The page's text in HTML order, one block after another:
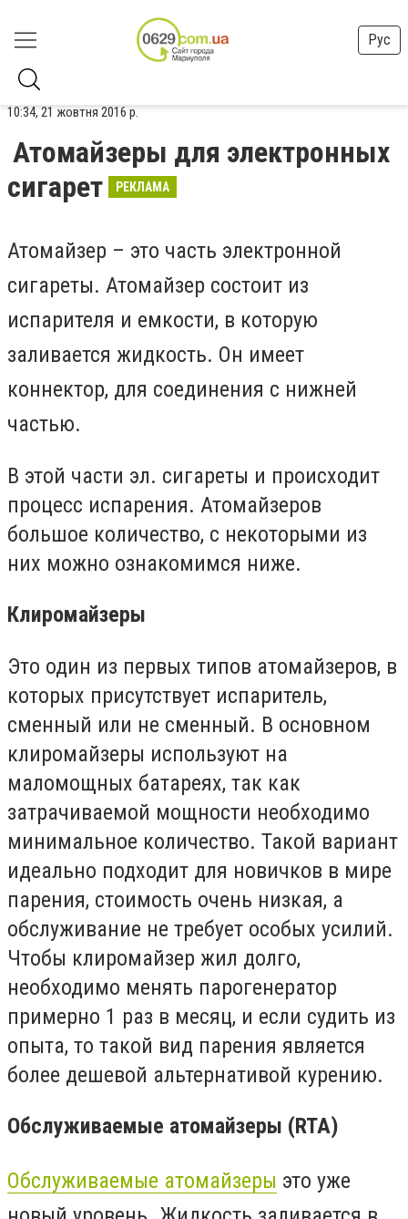
Рус
10:34, 21 жовтня 2016 р.
Атомайзеры для электронных
сигарет
РЕКЛАМА
Атомайзер – это часть электронной
сигареты. Атомайзер состоит из
испарителя и емкости, в которую
заливается жидкость. Он имеет
коннектор, для соединения с нижней
частью.
В этой части эл. сигареты и происходит
процесс испарения. Атомайзеров
большое количество, с некоторыми из
них можно ознакомимся ниже.
Клиромайзеры
Это один из первых типов атомайзеров, в
которых присутствует испаритель,
сменный или не сменный. В основном
клиромайзеры используют на
маломощных батареях, так как
затрачиваемой мощности необходимо
минимальное количество. Такой вариант
идеально подходит для новичков в мире
парения, стоимость очень низкая, а
обслуживание не требует особых усилий.
Чтобы клиромайзер жил долго,
необходимо менять парогенератор
примерно 1 раз в месяц, и если судить из
опыта, то такой вид парения является
более дешевой альтернативой курению.
Обслуживаемые атомайзеры (RTA)
Обслуживаемые атомайзеры это уже